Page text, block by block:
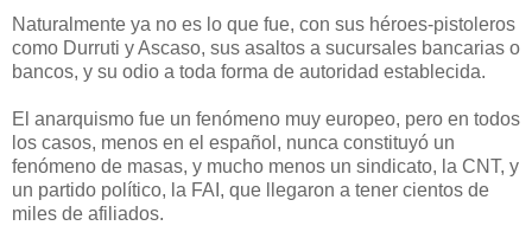
Naturalmente ya no es lo que fue, con sus héroes-pistoleros
como Durruti y Ascaso, sus asaltos a sucursales bancarias o
bancos, y su odio a toda forma de autoridad establecida.
El anarquismo fue un fenómeno muy europeo, pero en todos
los casos, menos en el español, nunca constituyó un
fenómeno de masas, y mucho menos un sindicato, la CNT, y
un partido político, la FAI, que llegaron a tener cientos de
miles de afiliados.